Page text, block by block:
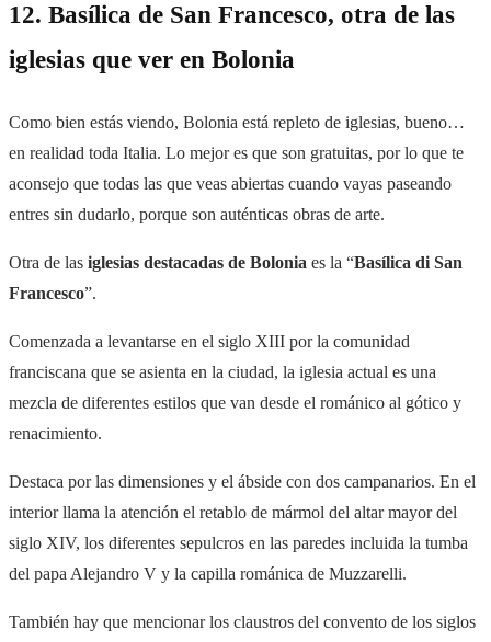
12. Basílica de San Francesco, otra de las
iglesias que ver en Bolonia
Como bien estás viendo, Bolonia está repleto de iglesias, bueno…
en realidad toda Italia. Lo mejor es que son gratuitas, por lo que te
aconsejo que todas las que veas abiertas cuando vayas paseando
entres sin dudarlo, porque son auténticas obras de arte.
Otra de las iglesias destacadas de Bolonia es la “Basílica di San
Francesco”.
Comenzada a levantarse en el siglo XIII por la comunidad
franciscana que se asienta en la ciudad, la iglesia actual es una
mezcla de diferentes estilos que van desde el románico al gótico y
renacimiento.
Destaca por las dimensiones y el ábside con dos campanarios. En el
interior llama la atención el retablo de mármol del altar mayor del
siglo XIV, los diferentes sepulcros en las paredes incluida la tumba
del papa Alejandro V y la capilla románica de Muzzarelli.
También hay que mencionar los claustros del convento de los siglos